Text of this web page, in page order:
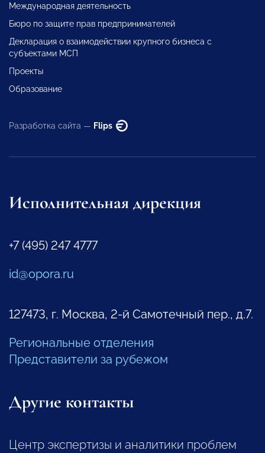
Международная деятельность
Бюро по защите прав предпринимателей
Декларация о взаимодействии крупного бизнеса с
субъектами МСП
Проекты
Образование
Разработка сайта — Flips
Исполнительная дирекция
+7 (495) 247 4777
id@opora.ru
127473, г. Москва, 2-й Самотечный пер., д.7.
Региональные отделения
Представители за рубежом
Другие контакты
Центр экспертизы и аналитики проблем